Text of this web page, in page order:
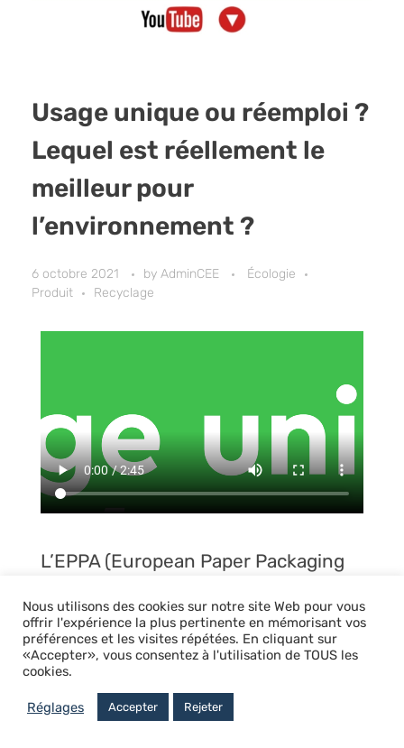
Usage unique ou réemploi ?
Lequel est réellement le
meilleur pour
l’environnement ?
6 octobre 2021 by AdminCEE
Écologie
Produit
Recyclage
L’EPPA (European Paper Packaging
a réalisé une mise à jour de l’Analyse
de Cycle de Vieconduite en janvier
2021 par le cabinet Ramboll,
consultant auprès de la Commission
européenne pour plusieurs dossiers
Nous utilisons des cookies sur notre site Web pour vous
offrir l'expérience la plus pertinente en mémorisant vos
préférences et les visites répétées. En cliquant sur
«Accepter», vous consentez à l'utilisation de TOUS les
cookies.
Réglages Accepter Rejeter